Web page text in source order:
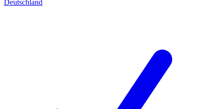
Deutschland